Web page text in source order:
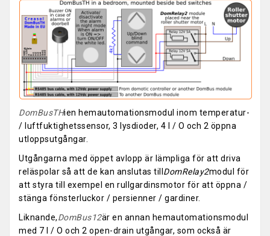
DomBusTHien hemautomationsmodul inom temperatur-
/ luftfuktighetssensor, 3 lysdioder, 4 I / O och 2 öppna
utloppsutgångar.
Utgångarna med öppet avlopp är lämpliga för att driva
reläspolar så att de kan anslutas till DomRelay2modul för
att styra till exempel en rullgardinsmotor för att öppna /
stänga fönsterluckor / persienner / gardiner.
Liknande,DomBus12är en annan hemautomationsmodul
med 7 I / O och 2 open-drain utgångar, som också är